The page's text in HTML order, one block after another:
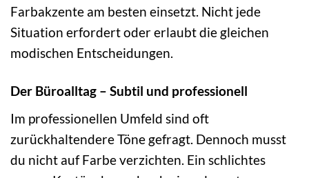
Farbakzente am besten einsetzt. Nicht jede
Situation erfordert oder erlaubt die gleichen
modischen Entscheidungen.
Der Büroalltag – Subtil und professionell
Im professionellen Umfeld sind oft
zurückhaltendere Töne gefragt. Dennoch musst
du nicht auf Farbe verzichten. Ein schlichtes